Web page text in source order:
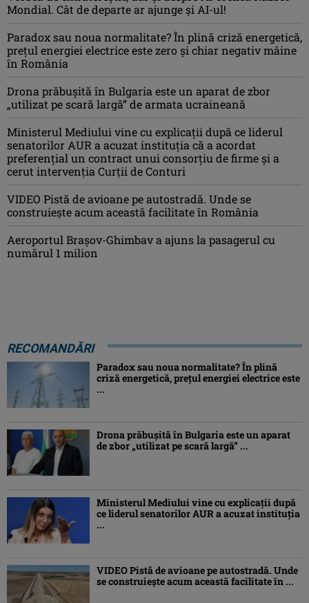
Mondial. Cât de departe ar ajunge și AI-ul!
Paradox sau noua normalitate? În plină criză energetică,
prețul energiei electrice este zero și chiar negativ mâine
în România
Drona prăbuşită în Bulgaria este un aparat de zbor
„utilizat pe scară largă” de armata ucraineană
Ministerul Mediului vine cu explicații după ce liderul
senatorilor AUR a acuzat instituția că a acordat
preferențial un contract unui consorțiu de firme și a
cerut intervenția Curții de Conturi
VIDEO Pistă de avioane pe autostradă. Unde se
construiește acum această facilitate în România
Aeroportul Brașov-Ghimbav a ajuns la pasagerul cu
numărul 1 milion
RECOMANDĂRI
Paradox sau noua normalitate? În plină
criză energetică, prețul energiei electrice este
...
Drona prăbuşită în Bulgaria este un aparat
de zbor „utilizat pe scară largă” ...
Ministerul Mediului vine cu explicații după
ce liderul senatorilor AUR a acuzat instituția
...
VIDEO Pistă de avioane pe autostradă. Unde
se construiește acum această facilitate în ...